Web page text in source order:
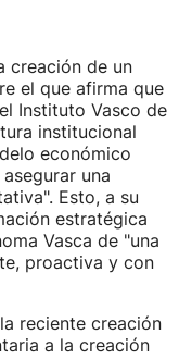
creación de un
el que afirma que
Instituto Vasco de
institucional
económico
una
Esto, a su
estratégica
Vasca de "una
proactiva y con
reciente creación
a la creación